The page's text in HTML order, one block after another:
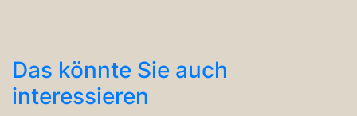
Das könnte Sie auch
interessieren